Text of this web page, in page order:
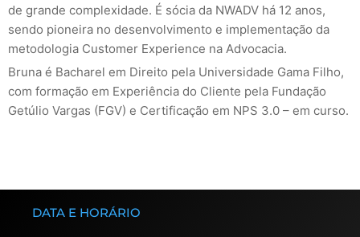
de grande complexidade. É sócia da NWADV há 12 anos,
sendo pioneira no desenvolvimento e implementação da
metodologia Customer Experience na Advocacia.
Bruna é Bacharel em Direito pela Universidade Gama Filho,
com formação em Experiência do Cliente pela Fundação
Getúlio Vargas (FGV) e Certificação em NPS 3.0 – em curso.
DATA E HORÁRIO